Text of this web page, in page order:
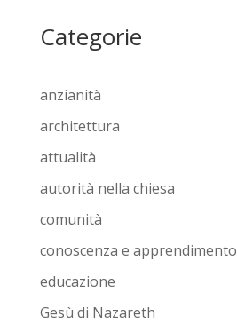
Categorie
anzianità
architettura
attualità
autorità nella chiesa
comunità
conoscenza e apprendimento
educazione
Gesù di Nazareth